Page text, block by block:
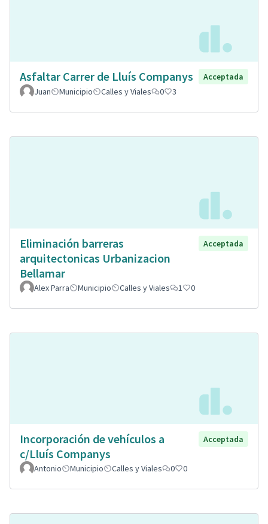
Asfaltar Carrer de Lluís Companys
Acceptada
Juan
Municipio Calles y Viales 0 3
Eliminación barreras
arquitectonicas Urbanizacion
Bellamar
Acceptada
Alex Parra Municipio Calles y Viales 1 0
Incorporación de vehículos a
c/Lluís Companys
Acceptada
Antonio Municipio Calles y Viales 0 0